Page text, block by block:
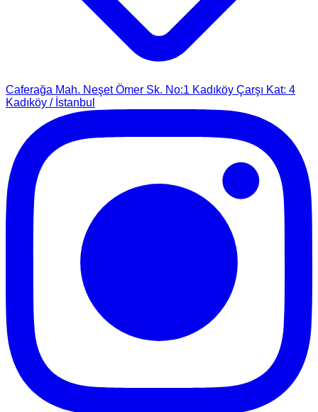
Caferağa Mah. Neşet Ömer Sk. No:1 Kadıköy Çarşı Kat: 4
Kadıköy / İstanbul